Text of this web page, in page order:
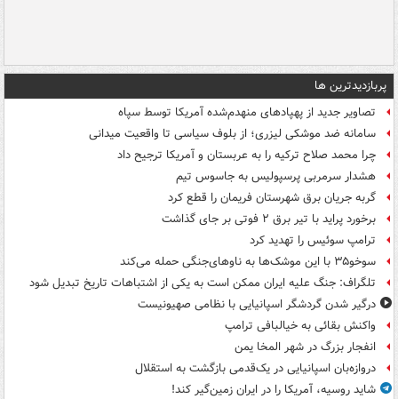
پربازدیدترین ها
تصاویر جدید از پهپادهای منهدم‌شده آمریکا توسط سپاه
سامانه ضد موشکی لیزری؛ از بلوف سیاسی تا واقعیت میدانی
چرا محمد صلاح ترکیه را به عربستان و آمریکا ترجیح داد
هشدار سرمربی پرسپولیس به جاسوس تیم
گربه جریان برق شهرستان فریمان را قطع کرد
برخورد پراید با تیر برق ۲ فوتی بر جای گذاشت
ترامپ سوئیس را تهدید کرد
سوخو۳۵ با این موشک‌ها به ناوهای‌جنگی حمله می‌کند
تلگراف: جنگ علیه ایران ممکن است به یکی از اشتباهات تاریخ تبدیل شود
درگیر شدن گردشگر اسپانیایی با نظامی صهیونیست
واکنش بقائی به خیالبافی ترامپ
انفجار بزرگ در شهر المخا یمن
دروازه‌بان اسپانیایی در یک‌قدمی بازگشت به استقلال
شاید روسیه، آمریکا را در ایران زمین‌گیر کند!